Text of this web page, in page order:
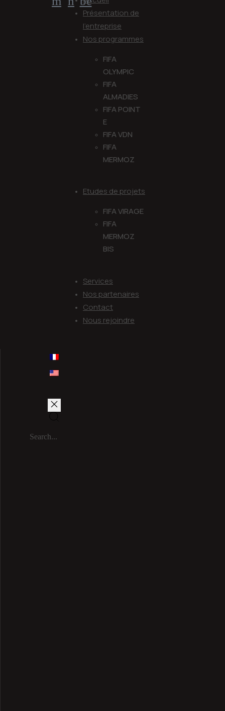
Présentation de
l’entreprise
Nos programmes
FIFA
OLYMPIC
FIFA
ALMADIES
FIFA POINT
E
FIFA VDN
FIFA
MERMOZ
Etudes de projets
FIFA VIRAGE
FIFA
MERMOZ
BIS
Services
Nos partenaires
Contact
Nous rejoindre